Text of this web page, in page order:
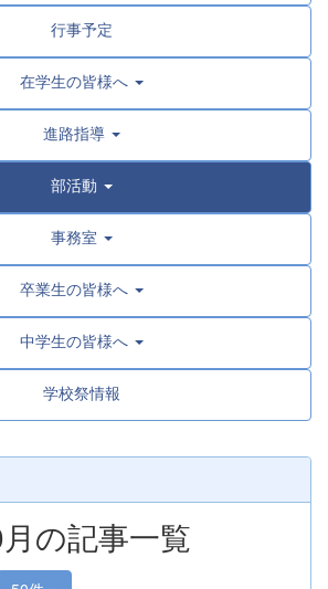
行事予定
在学生の皆様へ
進路指導
部活動
事務室
卒業生の皆様へ
中学生の皆様へ
学校祭情報
の記事一覧